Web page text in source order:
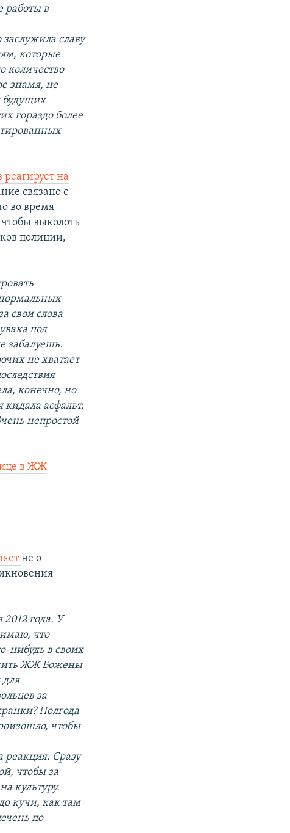
работы в
славу
которые
количество
знамя, не
будущих
гораздо более
на
связано с
во время
выколоть
полиции,
нормальных
свои слова
под
забалуешь.
не хватает
конечно, но
асфальт,
непростой
в ЖЖ
не о
года. У
что
нибудь в своих
ЖЖ Божены
для
за
Полгода
чтобы
реакция. Сразу
чтобы за
культуру.
кучи, как там
по